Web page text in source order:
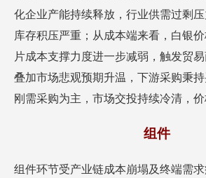
化企业产能持续释放，行业供需过剩
库存积压严重；从成本端来看，白银
片成本支撑力度进一步减弱，触发贸易
叠加市场悲观预期升温，下游采购秉持
刚需采购为主，市场交投持续冷清，价
组件
组件环节受产业链成本崩塌及终端需